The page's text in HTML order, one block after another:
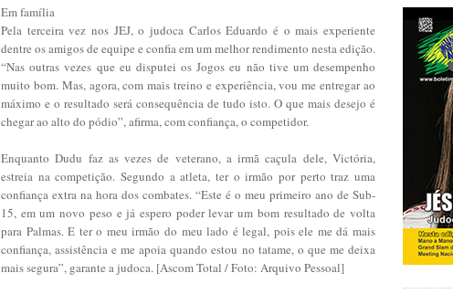
Em família
Pela terceira vez nos JEJ, o judoca Carlos Eduardo é o mais experiente
dentre os amigos de equipe e confia em um melhor rendimento nesta edição.
“Nas outras vezes que eu disputei os Jogos eu não tive um desempenho
muito bom. Mas, agora, com mais treino e experiência, vou me entregar ao
máximo e o resultado será consequência de tudo isto. O que mais desejo é
chegar ao alto do pódio”, afirma, com confiança, o competidor.
Enquanto Dudu faz as vezes de veterano, a irmã caçula dele, Victória,
estreia na competição. Segundo a atleta, ter o irmão por perto traz uma
confiança extra na hora dos combates. “Este é o meu primeiro ano de Sub-
15, em um novo peso e já espero poder levar um bom resultado de volta
para Palmas. E ter o meu irmão do meu lado é legal, pois ele me dá mais
confiança, assistência e me apoia quando estou no tatame, o que me deixa
mais segura”, garante a judoca. [Ascom Total / Foto: Arquivo Pessoal]